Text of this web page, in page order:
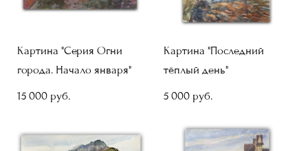
Картина "Серия Огни
города. Начало января"
15 000 pуб.
Картина "Последний
тёплый день"
5 000 pуб.